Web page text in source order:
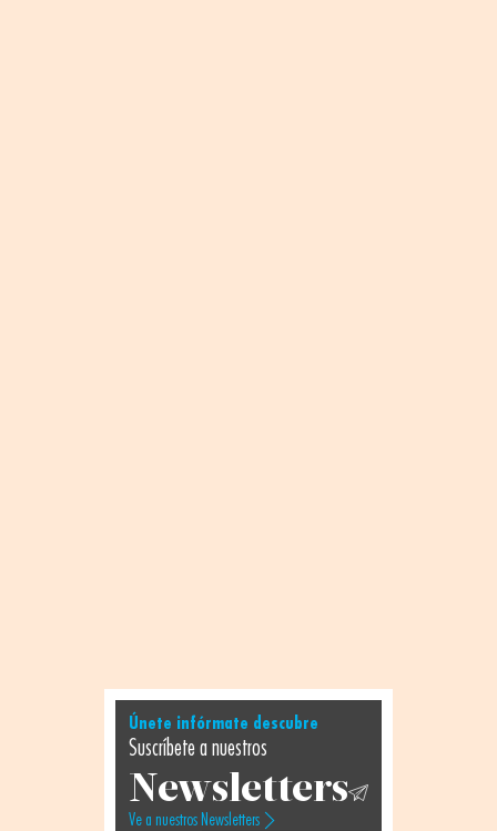
Únete infórmate descubre
Suscríbete a nuestros
Newsletters
Ve a nuestros Newsletters